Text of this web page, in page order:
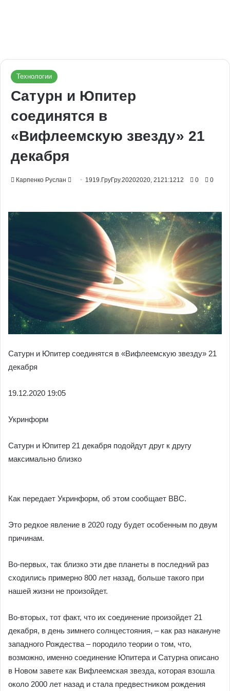
Технологии
Сатурн и Юпитер
соединятся в
«Вифлеемскую звезду» 21
декабря
Карпенко Руслан
Send 1919.ГруГру.20202020, 2121:1212 0 0
Сатурн и Юпитер соединятся в «Вифлеемскую звезду» 21
декабря
19.12.2020 19:05
Укринформ
Сатурн и Юпитер 21 декабря подойдут друг к другу
максимально близко
Как передает Укринформ, об этом сообщает ВВС.
Это редкое явление в 2020 году будет особенным по двум
причинам.
Во-первых, так близко эти две планеты в последний раз
сходились примерно 800 лет назад, больше такого при
нашей жизни не произойдет.
Во-вторых, тот факт, что их соединение произойдет 21
декабря, в день зимнего солнцестояния, – как раз накануне
западного Рождества – породило теории о том, что,
возможно, именно соединение Юпитера и Сатурна описано
в Новом завете как Вифлеемская звезда, которая взошла
около 2000 лет назад и стала предвестником рождения